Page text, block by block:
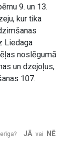
9. un 13.
kur tika
Liedaga
noslēgumā
un dzejoļus,
107.
JĀ vai NĒ